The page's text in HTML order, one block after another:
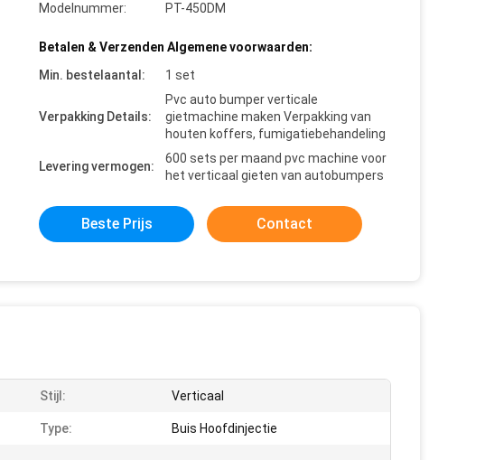
Modelnummer:
PT-450DM
Betalen & Verzenden Algemene voorwaarden:
Min. bestelaantal:
1 set
Verpakking Details:
Pvc auto bumper verticale
gietmachine maken Verpakking van
houten koffers, fumigatiebehandeling
Levering vermogen:
600 sets per maand pvc machine voor
het verticaal gieten van autobumpers
Beste Prijs Contact
Stijl: Verticaal
Type: Buis Hoofdinjectie